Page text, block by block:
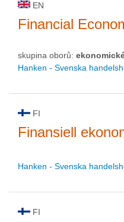
EN
Financial
skupina oborů:
Hanken - Svenska
FI
Finansiell
Hanken - Svenska
FI